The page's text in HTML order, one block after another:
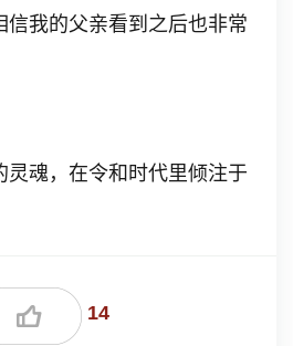
信我的父亲看到之后也非常
灵魂，在令和时代里倾注于
14